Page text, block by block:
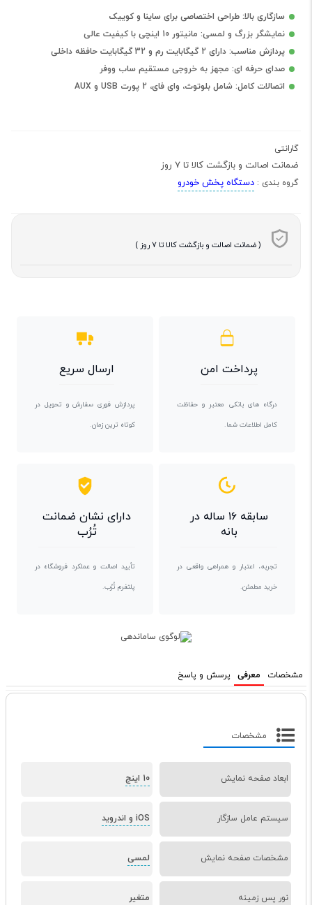
سازگاری بالا: طراحی اختصاصی برای ساینا و کوییک
نمایشگر بزرگ و لمسی: مانیتور 10 اینچی با کیفیت عالی
پردازش مناسب: دارای 2 گیگابایت رم و 32 گیگابایت حافظه داخلی
صدای حرفه ای: مجهز به خروجی مستقیم ساب ووفر
اتصالات کامل: شامل بلوتوث، وای فای، 2 پورت USB و AUX
گارانتی
ضمانت اصالت و بازگشت کالا تا 7 روز
گروه بندی : دستگاه پخش خودرو
( ضمانت اصالت و بازگشت کالا تا 7 روز )
پرداخت امن
درگاه های بانکی معتبر و حفاظت
کامل اطلاعات شما.
ارسال سریع
پردازش فوری سفارش و تحویل در
کوتاه ترین زمان.
سابقه ۱۶ ساله در
بانه
تجربه، اعتبار و همراهی واقعی در
خرید مطمئن.
دارای نشان ضمانت
تُرُب
تأیید اصالت و عملکرد فروشگاه در
پلتفرم تُرُب.
مشخصات معرفی پرسش و پاسخ
مشخصات
ابعاد صفحه نمایش 10 اینچ
سیستم عامل سازگار iOS و اندروید
مشخصات صفحه نمایش لمسی
نور پس زمینه متغیر